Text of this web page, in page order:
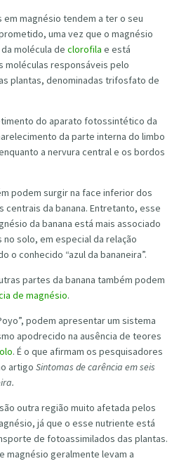
magnésio tendem a ter o seu
uma vez que o magnésio
molécula de clorofila e está
moléculas responsáveis pelo
plantas, denominadas trifosfato de
do aparato fotossintético da
da parte interna do limbo
a nervura central e os bordos
podem surgir na face inferior dos
centrais da banana. Entretanto, esse
da banana está mais associado
solo, em especial da relação
o conhecido “azul da bananeira”.
partes da banana também podem
de magnésio.
podem apresentar um sistema
apodrecido na ausência de teores
. É o que afirmam os pesquisadores
artigo Sintomas de carência em seis
outra região muito afetada pelos
já que o esse nutriente está
de fotoassimilados das plantas.
magnésio geralmente levam a